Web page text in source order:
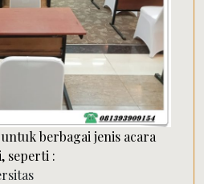
berbagai jenis acara
seperti :